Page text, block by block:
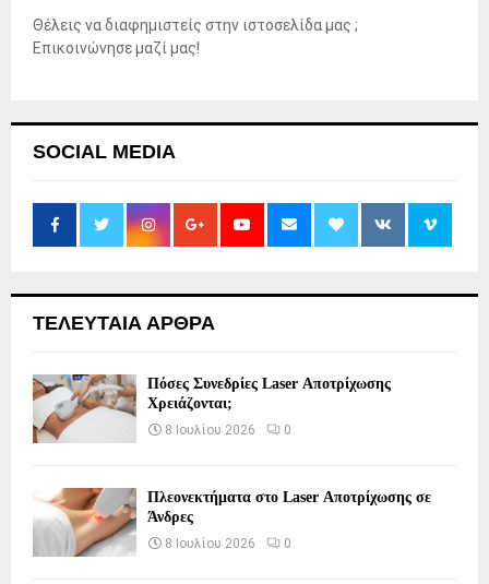
Θέλεις να διαφημιστείς στην ιστοσελίδα μας ;
Επικοινώνησε μαζί μας!
SOCIAL MEDIA
ΤΕΛΕΥΤΑΙΑ ΑΡΘΡΑ
Πόσες Συνεδρίες Laser Αποτρίχωσης
Χρειάζονται;
8 Ιουλίου 2026 0
Πλεονεκτήματα στο Laser Αποτρίχωσης σε
Άνδρες
8 Ιουλίου 2026 0